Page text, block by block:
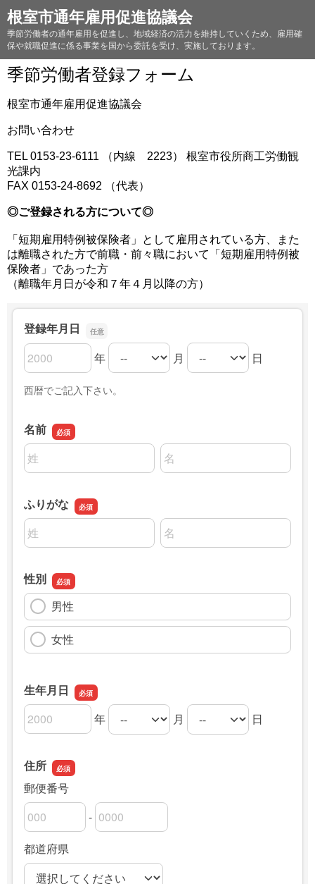
根室市通年雇用促進協議会
季節労働者の通年雇用を促進し、地域経済の活力を維持していくため、雇用確
保や就職促進に係る事業を国から委託を受け、実施しております。
季節労働者登録フォーム
根室市通年雇用促進協議会
お問い合わせ
TEL 0153-23-6111 （内線 2223） 根室市役所商工労働観
光課内
FAX 0153-24-8692 （代表）
◎ご登録される方について◎
「短期雇用特例被保険者」として雇用されている方、また
は離職された方で前職・前々職において「短期雇用特例被
保険者」であった方
（離職年月日が令和７年４月以降の方）